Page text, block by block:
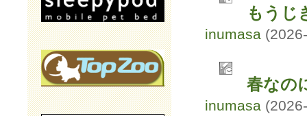
もうじ
inumasa
春なの
inumasa